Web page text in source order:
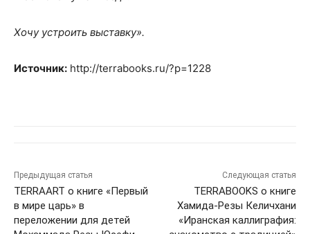
Хочу устроить выставку».
Источник: http://terrabooks.ru/?p=1228
Предыдущая статья
TERRAART о книге «Первый
в мире царь» в
переложении для детей
Следующая статья
TERRABOOKS о книге
Хамида-Резы Келичхани
«Иранская каллиграфия: